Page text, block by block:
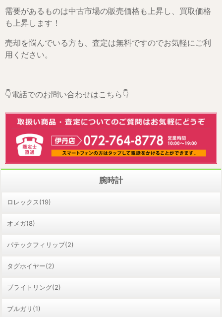
需要があるものは中古市場の販売価格も上昇し、買取価格
も上昇します！
売却を悩んでいる方も、査定は無料ですのでお気軽にご利
用ください。
👇電話でのお問い合わせはこちら👇
腕時計
ロレックス(19)
オメガ(8)
パテックフィリップ(2)
タグホイヤー(2)
ブライトリング(2)
ブルガリ(1)